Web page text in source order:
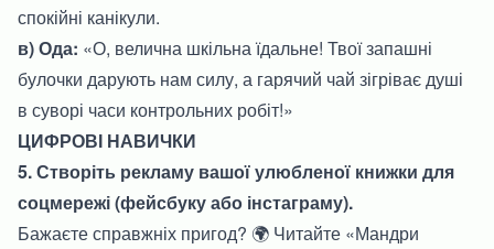
спокійні канікули.
в) Ода: «О, велична шкільна їдальне! Твої запашні
булочки дарують нам силу, а гарячий чай зігріває душі
в суворі часи контрольних робіт!»
ЦИФРОВІ НАВИЧКИ
5. Створіть рекламу вашої улюбленої книжки для
соцмережі (фейсбуку або інстаграму).
Бажаєте справжніх пригод? 🌍 Читайте «Мандри